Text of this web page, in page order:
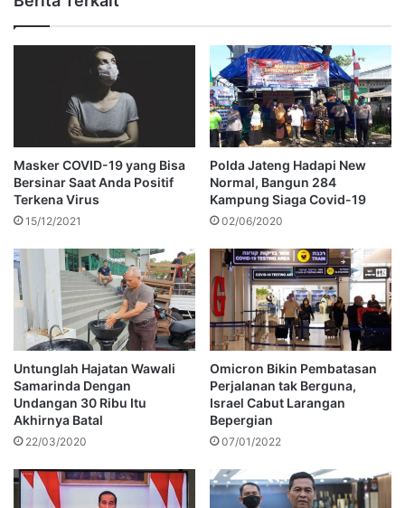
Masker COVID-19 yang Bisa
Bersinar Saat Anda Positif
Terkena Virus
15/12/2021
Polda Jateng Hadapi New
Normal, Bangun 284
Kampung Siaga Covid-19
02/06/2020
Untunglah Hajatan Wawali
Samarinda Dengan
Undangan 30 Ribu Itu
Akhirnya Batal
22/03/2020
Omicron Bikin Pembatasan
Perjalanan tak Berguna,
Israel Cabut Larangan
Bepergian
07/01/2022